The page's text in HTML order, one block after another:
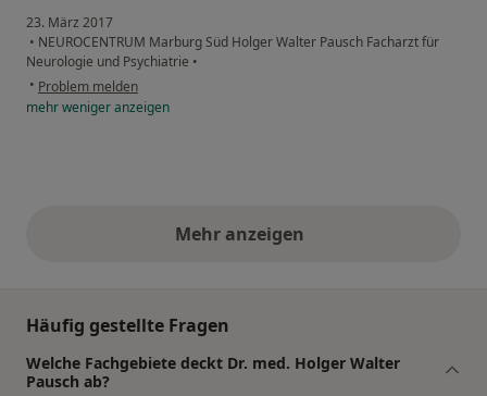
23. März 2017
• NEUROCENTRUM Marburg Süd Holger Walter Pausch Facharzt für
Neurologie und Psychiatrie •
• Problem melden
mehrwenigeranzeigen
Mehr anzeigenobige Stellungnahmen
Häufig gestellte Fragen
Welche Fachgebiete deckt Dr. med. Holger Walter
Pausch ab?